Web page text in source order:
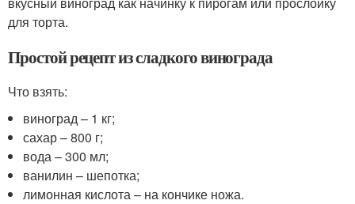
для торта.
Простой рецепт из сладкого винограда
Что взять:
виноград – 1 кг;
сахар – 800 г;
вода – 300 мл;
ванилин – шепотка;
лимонная кислота – на кончике ножа.